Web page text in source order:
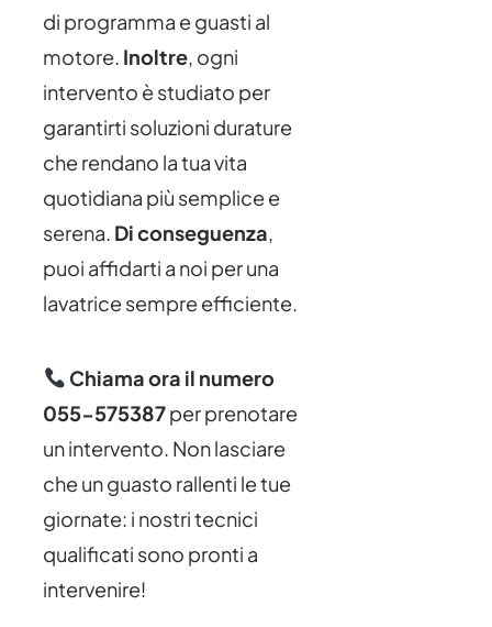
di programma e guasti al
motore. Inoltre, ogni
intervento è studiato per
garantirti soluzioni durature
che rendano la tua vita
quotidiana più semplice e
serena. Di conseguenza,
puoi affidarti a noi per una
lavatrice sempre efficiente.
Chiama ora il numero
055-575387per prenotare
un intervento. Non lasciare
che un guasto rallenti le tue
giornate: i nostri tecnici
qualificati sono pronti a
intervenire!